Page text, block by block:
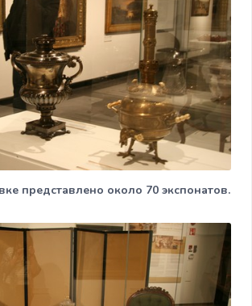
представлено около 70 экспонатов.